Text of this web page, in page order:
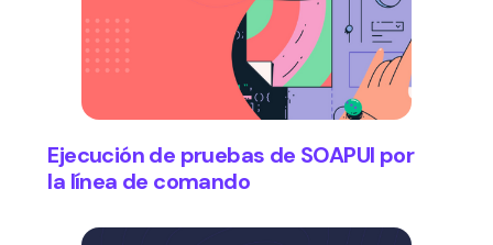
Ejecución de pruebas de SOAPUI por
la línea de comando